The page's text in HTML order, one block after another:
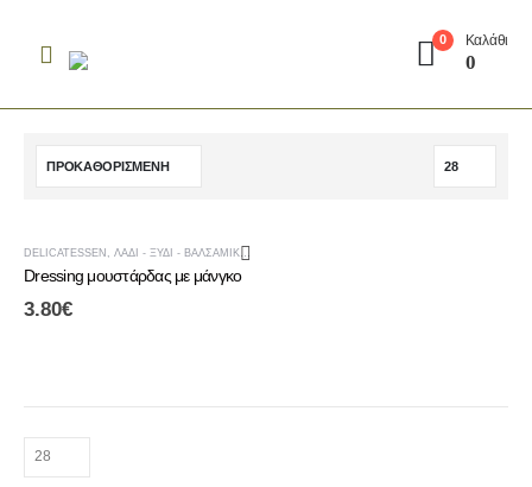
0 Καλάθι
0
DELICATESSEN , ΛΆΔΙ - ΞΎΔΙ - ΒΑΛΣΆΜΙΚΟ ,
Dressing μουστάρδας με μάνγκο
3.80€